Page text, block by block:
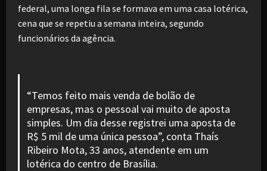
federal, uma longa fila se formava em uma casa lotérica,
cena que se repetiu a semana inteira, segundo
funcionários da agência.
“Temos feito mais venda de bolão de
empresas, mas o pessoal vai muito de aposta
simples. Um dia desse registrei uma aposta de
R$ 5 mil de uma única pessoa”, conta Thaís
Ribeiro Mota, 33 anos, atendente em um
lotérica do centro de Brasília.